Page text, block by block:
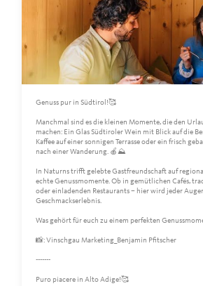
Genuss pur in Südtirol!🥰
Manchmal sind es die kleinen Momente, die den
machen: Ein Glas Südtiroler Wein mit Blick auf die
Kaffee auf einer sonnigen Terrasse oder ein frisch
nach einer Wanderung. 🍎⛰️
In Naturns trifft gelebte Gastfreundschaft auf
echte Genussmomente. Ob in gemütlichen Cafés,
oder einladenden Restaurants – hier wird jeder
Geschmackserlebnis.
Was gehört für euch zu einem perfekten
📸: Vinschgau Marketing_Benjamin Pfitscher
-------
Puro piacere in Alto Adige!🥰